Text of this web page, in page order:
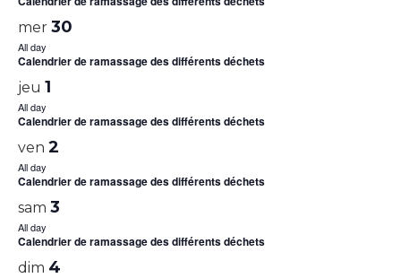
mer 30
All day
Calendrier de ramassage des différents déchets
jeu 1
All day
Calendrier de ramassage des différents déchets
ven 2
All day
Calendrier de ramassage des différents déchets
sam 3
All day
Calendrier de ramassage des différents déchets
dim 4